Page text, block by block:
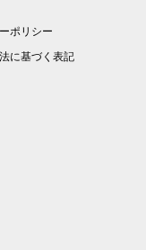
ポリシー
に基づく表記